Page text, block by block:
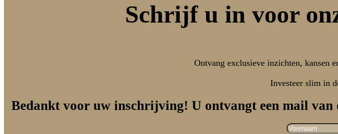
Schrijf u in voor
Ontvang exclusieve inzichten, kansen
Investeer slim in
Bedankt voor uw inschrijving! U ontvangt een mail van